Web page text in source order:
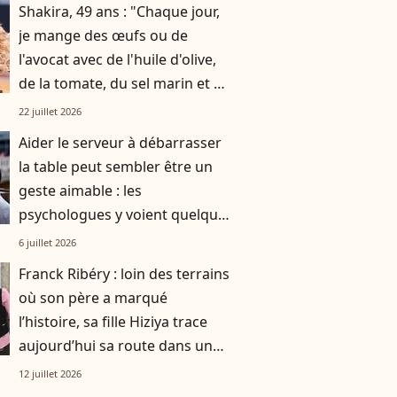
Shakira, 49 ans : "Chaque jour,
je mange des œufs ou de
l'avocat avec de l'huile d'olive,
de la tomate, du sel marin et un
smoothie"
22 juillet 2026
Aider le serveur à débarrasser
la table peut sembler être un
geste aimable : les
psychologues y voient quelque
chose de bien plus profond.
6 juillet 2026
Franck Ribéry : loin des terrains
où son père a marqué
l’histoire, sa fille Hiziya trace
aujourd’hui sa route dans un
tout autre univers
12 juillet 2026